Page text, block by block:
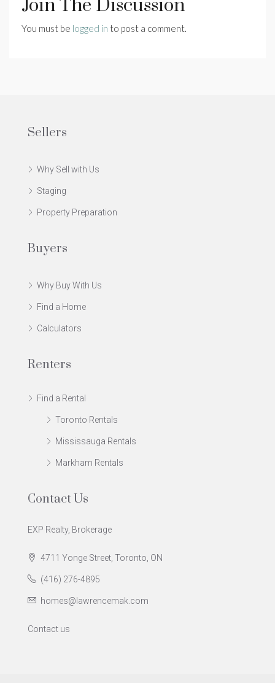
Join The Discussion
You must be logged in to post a comment.
Sellers
Why Sell with Us
Staging
Property Preparation
Buyers
Why Buy With Us
Find a Home
Calculators
Renters
Find a Rental
Toronto Rentals
Mississauga Rentals
Markham Rentals
Contact Us
EXP Realty, Brokerage
4711 Yonge Street, Toronto, ON
(416) 276-4895
homes@lawrencemak.com
Contact us